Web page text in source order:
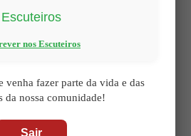
Escuteiros
nos Escuteiros
venha fazer parte da vida e das
da nossa comunidade!
Sair